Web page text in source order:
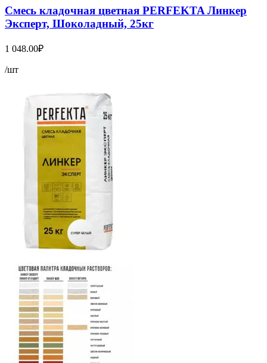
Смесь кладочная цветная PERFEKTA Линкер
Эксперт, Шоколадный, 25кг
1 048.00₽
/шт